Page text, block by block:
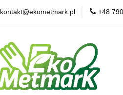
kontakt@ekometmark.pl +48
Żywność
Witaminy i
POLECAMY